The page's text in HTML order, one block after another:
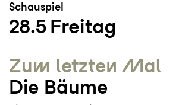
Schauspiel
28.5 Freitag
Zum letzten Mal
Die Bäume